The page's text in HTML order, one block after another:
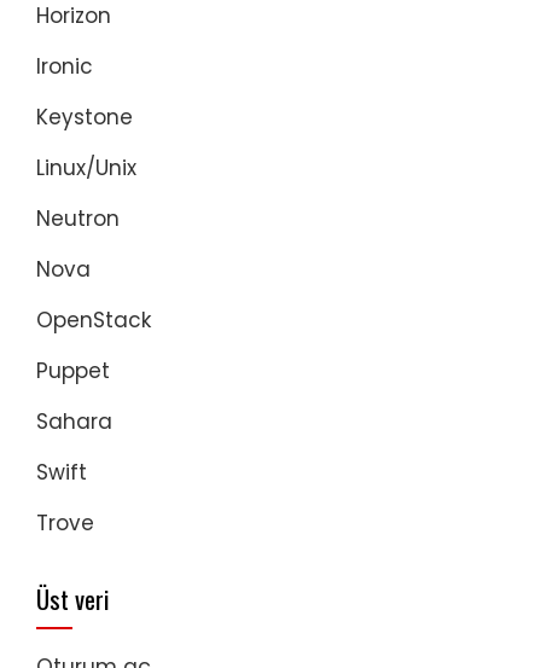
Horizon
Ironic
Keystone
Linux/Unix
Neutron
Nova
OpenStack
Puppet
Sahara
Swift
Trove
Üst veri